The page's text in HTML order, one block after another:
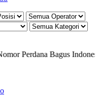
Perdana BagusIndonesia-